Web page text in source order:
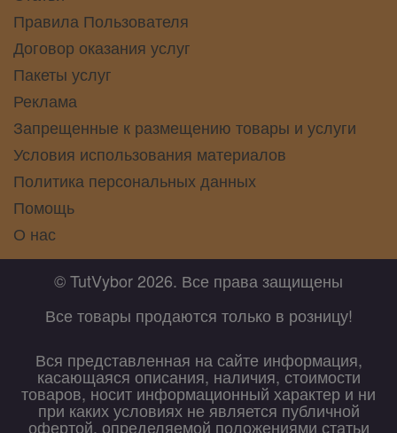
Правила Пользователя
Договор оказания услуг
Пакеты услуг
Реклама
Запрещенные к размещению товары и услуги
Условия использования материалов
Политика персональных данных
Помощь
О нас
© TutVybor 2026. Все права защищены
Все товары продаются только в розницу!
Вся представленная на сайте информация,
касающаяся описания, наличия, стоимости
товаров, носит информационный характер и ни
при каких условиях не является публичной
офертой, определяемой положениями статьи